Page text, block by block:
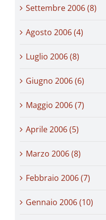
Settembre 2006 (8)
Agosto 2006 (4)
Luglio 2006 (8)
Giugno 2006 (6)
Maggio 2006 (7)
Aprile 2006 (5)
Marzo 2006 (8)
Febbraio 2006 (7)
Gennaio 2006 (10)